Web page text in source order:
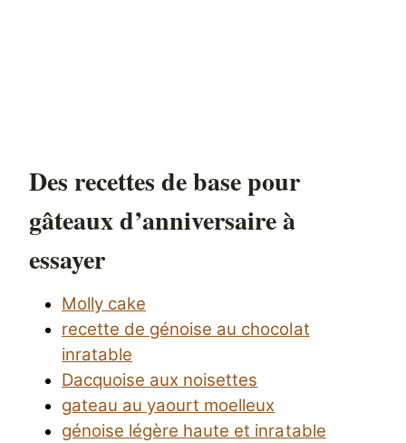
Des recettes de base pour
gâteaux d’anniversaire à
essayer
Molly cake
recette de génoise au chocolat
inratable
Dacquoise aux noisettes
gateau au yaourt moelleux
génoise légère haute et inratable